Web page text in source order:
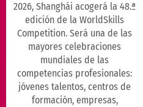
2026, Shanghái acogerá la 48.ª
edición de la WorldSkills
Competition. Será una de las
mayores celebraciones
mundiales de las
competencias profesionales:
jóvenes talentos, centros de
formación, empresas,